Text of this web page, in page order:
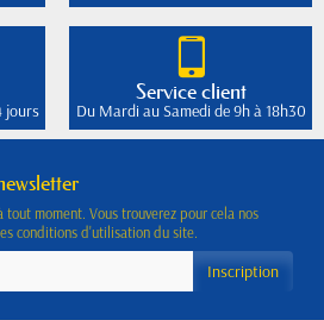
jours
Service client
Du Mardi au Samedi de 9h à 18h30
tout moment. Vous trouverez pour cela nos
conditions d'utilisation du site.